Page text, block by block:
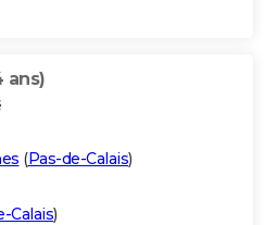
ans)
(Pas-de-Calais)
Calais)